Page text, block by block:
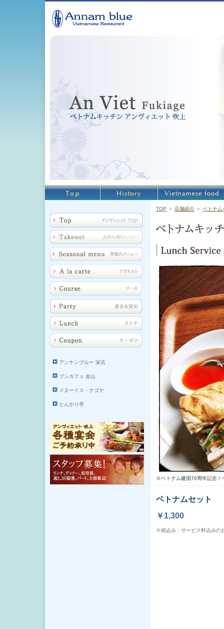
アンナンブルー 栄店
ブンカフェ 金山
メヌードス・ナゴヤ
とんがり亭
TOP ＞ 店舗紹介 ＞ ベトナム
※ベトナム建国70周年記念！
ベトナムセット
￥1,300
※税込み・サービス料込みの